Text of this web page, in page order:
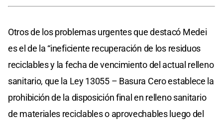
Otros de los problemas urgentes que destacó Medei
es el de la “ineficiente recuperación de los residuos
reciclables y la fecha de vencimiento del actual relleno
sanitario, que la Ley 13055 – Basura Cero establece la
prohibición de la disposición final en relleno sanitario
de materiales reciclables o aprovechables luego del